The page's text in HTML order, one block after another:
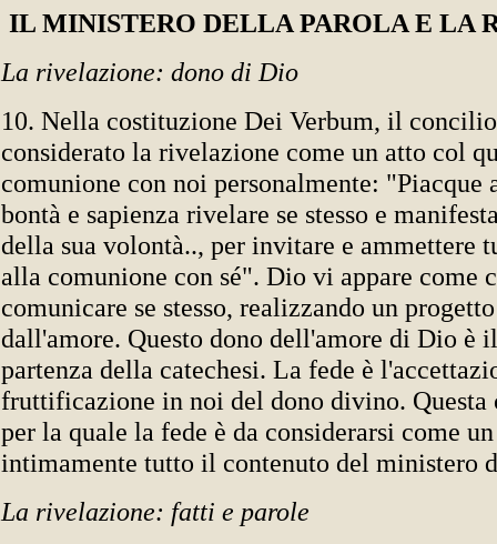
IL MINISTERO DELLA PAROLA E LA
La rivelazione: dono di Dio
10. Nella costituzione Dei Verbum, il
considerato la rivelazione come un atto col
comunione con noi personalmente: "Piacque
bontà e sapienza rivelare se stesso e
della sua volontà.., per invitare e ammettere
alla comunione con sé". Dio vi appare come
comunicare se stesso, realizzando un
dall'amore. Questo dono dell'amore di Dio è
partenza della catechesi. La fede è
fruttificazione in noi del dono divino. Questa
per la quale la fede è da considerarsi come
intimamente tutto il contenuto del ministero
La rivelazione: fatti e parole